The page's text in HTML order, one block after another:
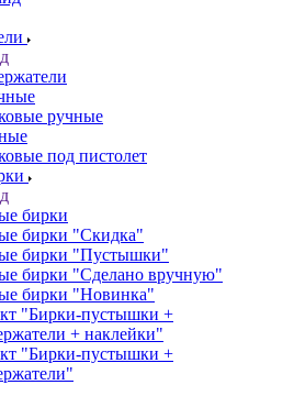
ручные
под пистолет
бирки
бирки "Скидка"
бирки "Пустышки"
бирки "Сделано вручную"
бирки "Новинка"
"Бирки-пустышки +
+ наклейки"
"Бирки-пустышки +